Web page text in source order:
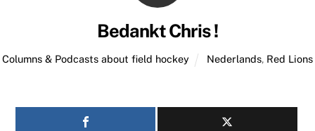
Bedankt Chris !
Columns & Podcasts about field hockey Nederlands, Red Lions